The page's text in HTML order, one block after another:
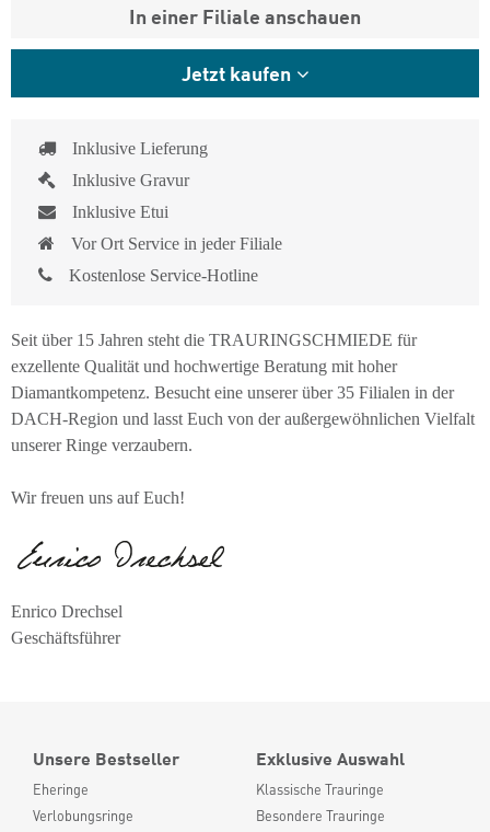
In einer Filiale anschauen
Jetzt kaufen
Inklusive Lieferung
Inklusive Gravur
Inklusive Etui
Vor Ort Service in jeder Filiale
Kostenlose Service-Hotline
Seit über 15 Jahren steht die TRAURINGSCHMIEDE für
exzellente Qualität und hochwertige Beratung mit hoher
Diamantkompetenz. Besucht eine unserer über 35 Filialen in der
DACH-Region und lasst Euch von der außergewöhnlichen Vielfalt
unserer Ringe verzaubern.
Wir freuen uns auf Euch!
Enrico Drechsel
Geschäftsführer
Unsere Bestseller
Eheringe
Verlobungsringe
Exklusive Auswahl
Klassische Trauringe
Besondere Trauringe